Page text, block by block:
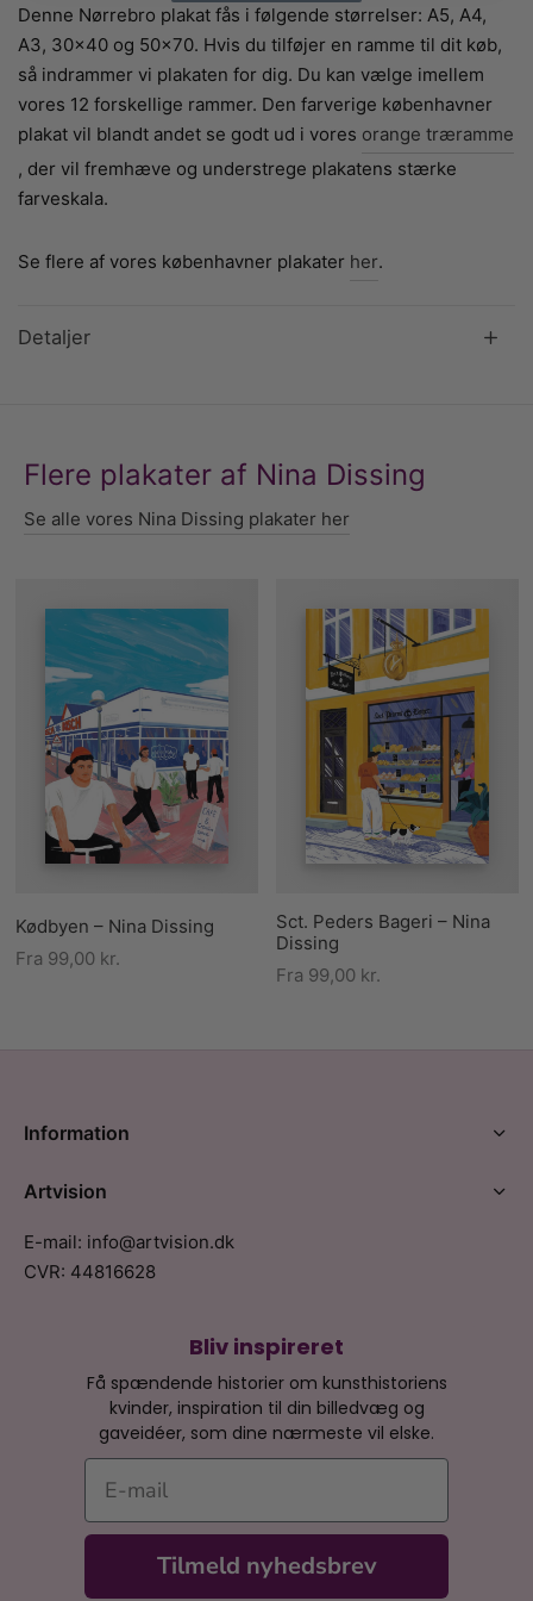
Denne Nørrebro plakat fås i følgende størrelser: A5, A4,
A3, 30×40 og 50×70. Hvis du tilføjer en ramme til dit køb,
så indrammer vi plakaten for dig. Du kan vælge imellem
vores 12 forskellige rammer. Den farverige københavner
plakat vil blandt andet se godt ud i vores orange træramme
, der vil fremhæve og understrege plakatens stærke
farveskala.
Se flere af vores københavner plakater her.
Detaljer
Flere plakater af Nina Dissing
Se alle vores Nina Dissing plakater her
Kødbyen – Nina Dissing
Fra 99,00 kr.
Sct. Peders Bageri – Nina
Dissing
Fra 99,00 kr.
Bliv inspireret
Få spændende historier om kunsthistoriens
kvinder, inspiration til din billedvæg og
gaveidéer, som dine nærmeste vil elske.
E-mail
Tilmeld nyhedsbrev
Information
Artvision
E-mail: info@artvision.dk
CVR: 44816628